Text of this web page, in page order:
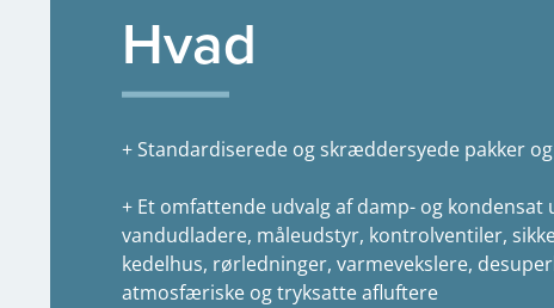
Hvad
+ Standardiserede og skræddersyede pakker
+ Et omfattende udvalg af damp- og
vandudladere, måleudstyr, kontrolventiler,
kedelhus, rørledninger, varmevekslere,
atmosfæriske og tryksatte afluftere